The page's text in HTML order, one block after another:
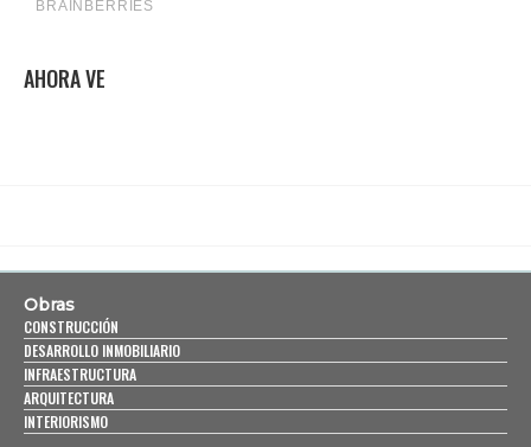
AHORA VE
Obras
CONSTRUCCIÓN
DESARROLLO INMOBILIARIO
INFRAESTRUCTURA
ARQUITECTURA
INTERIORISMO